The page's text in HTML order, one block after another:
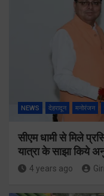
NEWS देहरादून मनोरंजन
सीएम धामी से मिले
यात्रा के साझा किये
4 years ago